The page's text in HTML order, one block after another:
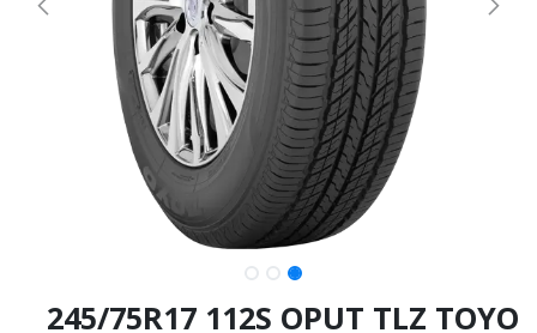
245/75R17 112S OPUT TLZ TOYO